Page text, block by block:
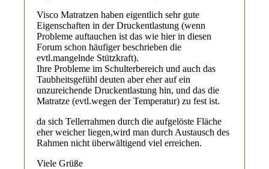
Visco Matratzen haben eigentlich sehr gute
Eigenschaften in der Druckentlastung (wenn
Probleme auftauchen ist das wie hier in diesen
Forum schon häufiger beschrieben die
evtl.mangelnde Stützkraft).
Ihre Probleme im Schulterbereich und auch das
Taubheitsgefühl deuten aber eher auf ein
unzureichende Druckentlastung hin, und das die
Matratze (evtl.wegen der Temperatur) zu fest ist.
da sich Tellerrahmen durch die aufgelöste Fläche
eher weicher liegen,wird man durch Austausch des
Rahmen nicht überwältigend viel erreichen.
Viele Grüße